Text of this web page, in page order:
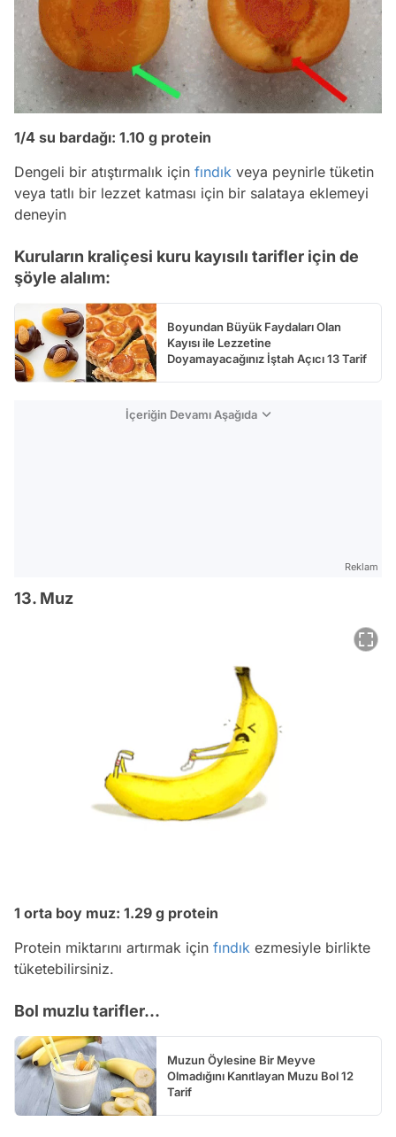
1/4 su bardağı: 1.10 g protein
Dengeli bir atıştırmalık için fındık veya peynirle tüketin
veya tatlı bir lezzet katması için bir salataya eklemeyi
deneyin
Kuruların kraliçesi kuru kayısılı tarifler için de
şöyle alalım:
Boyundan Büyük Faydaları Olan
Kayısı ile Lezzetine
Doyamayacağınız İştah Açıcı 13 Tarif
İçeriğin Devamı Aşağıda
Reklam
13. Muz
1 orta boy muz: 1.29 g protein
Protein miktarını artırmak için fındık ezmesiyle birlikte
tüketebilirsiniz.
Bol muzlu tarifler...
Muzun Öylesine Bir Meyve
Olmadığını Kanıtlayan Muzu Bol 12
Tarif